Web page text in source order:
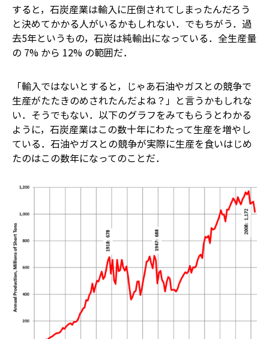
すると，石炭産業は輸入に圧倒されてしまったんだろう
と決めてかかる人がいるかもしれない．でもちがう．過
去5年というもの，石炭は純輸出になっている．全生産量
の 7% から 12% の範囲だ．
「輸入ではないとすると，じゃあ石油やガスとの競争で
生産がたたきのめされたんだよね？」と言うかもしれな
い．そうでもない．以下のグラフをみてもらうとわかる
ように，石炭産業はこの数十年にわたって生産を増やし
ている．石油やガスとの競争が実際に生産を食いはじめ
たのはこの数年になってのことだ．